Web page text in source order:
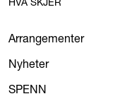
Arrangementer
Nyheter
SPENN